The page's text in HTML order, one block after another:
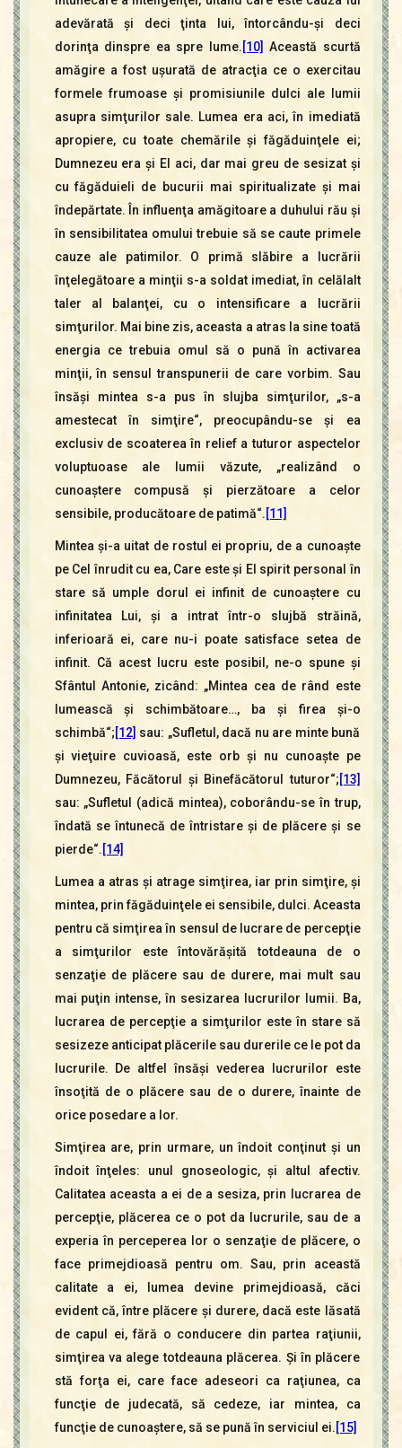
adevărată şi deci ţinta lui, întorcându-şi deci
dorinţa dinspre ea spre lume.[10] Această scurtă
amăgire a fost uşurată de atracţia ce o exercitau
formele frumoase şi promisiunile dulci ale lumii
asupra simţurilor sale. Lumea era aci, în imediată
apropiere, cu toate chemările şi făgăduinţele ei;
Dumnezeu era şi El aci, dar mai greu de sesizat şi
cu făgăduieli de bucurii mai spiritualizate şi mai
îndepărtate. În influenţa amăgitoare a duhului rău şi
în sensibilitatea omului trebuie să se caute primele
cauze ale patimilor. O primă slăbire a lucrării
înţelegătoare a minţii s-a soldat imediat, în celălalt
taler al balanţei, cu o intensificare a lucrării
simţurilor. Mai bine zis, aceasta a atras la sine toată
energia ce trebuia omul să o pună în activarea
minţii, în sensul transpunerii de care vorbim. Sau
însăşi mintea s-a pus în slujba simţurilor, „s-a
amestecat în simţire“, preocupându-se şi ea
exclusiv de scoaterea în relief a tuturor aspectelor
voluptuoase ale lumii văzute, „realizând o
cunoaştere compusă şi pierzătoare a celor
sensibile, producătoare de patimă“.[11]
Mintea şi-a uitat de rostul ei propriu, de a cunoaşte
pe Cel înrudit cu ea, Care este şi El spirit personal în
stare să umple dorul ei infinit de cunoaştere cu
infinitatea Lui, şi a intrat într-o slujbă străină,
inferioară ei, care nu-i poate satisface setea de
infinit. Că acest lucru este posibil, ne-o spune şi
Sfântul Antonie, zicând: „Mintea cea de rând este
lumească şi schimbătoare…, ba şi firea şi-o
schimbă“;[12] sau: „Sufletul, dacă nu are minte bună
şi vieţuire cuvioasă, este orb şi nu cunoaşte pe
Dumnezeu, Făcătorul şi Binefăcătorul tuturor“;[13]
sau: „Sufletul (adică mintea), coborându-se în trup,
îndată se întunecă de întristare şi de plăcere şi se
pierde“.[14]
Lumea a atras şi atrage simţirea, iar prin simţire, şi
mintea, prin făgăduinţele ei sensibile, dulci. Aceasta
pentru că simţirea în sensul de lucrare de percepţie
a simţurilor este întovărăşită totdeauna de o
senzaţie de plăcere sau de durere, mai mult sau
mai puţin intense, în sesizarea lucrurilor lumii. Ba,
lucrarea de percepţie a simţurilor este în stare să
sesizeze anticipat plăcerile sau durerile ce le pot da
lucrurile. De altfel însăşi vederea lucrurilor este
însoţită de o plăcere sau de o durere, înainte de
orice posedare a lor.
Simţirea are, prin urmare, un îndoit conţinut şi un
îndoit înţeles: unul gnoseologic, şi altul afectiv.
Calitatea aceasta a ei de a sesiza, prin lucrarea de
percepţie, plăcerea ce o pot da lucrurile, sau de a
experia în perceperea lor o senzaţie de plăcere, o
face primejdioasă pentru om. Sau, prin această
calitate a ei, lumea devine primejdioasă, căci
evident că, între plăcere şi durere, dacă este lăsată
de capul ei, fără o conducere din partea raţiunii,
simţirea va alege totdeauna plăcerea. Şi în plăcere
stă forţa ei, care face adeseori ca raţiunea, ca
funcţie de judecată, să cedeze, iar mintea, ca
funcţie de cunoaştere, să se pună în serviciul ei.[15]